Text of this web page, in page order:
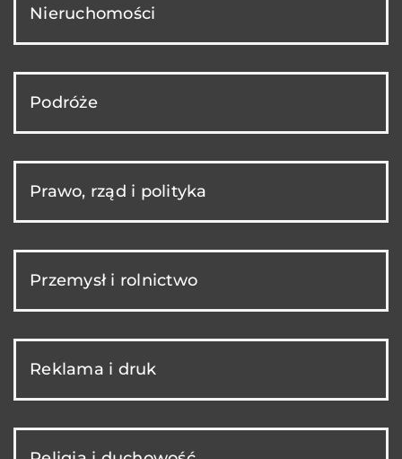
Nieruchomości
Podróże
Prawo, rząd i polityka
Przemysł i rolnictwo
Reklama i druk